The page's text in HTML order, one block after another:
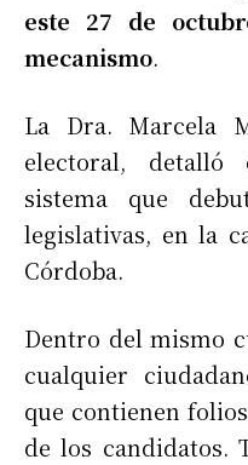
este 27 de
mecanismo.
La Dra. Marcela
electoral, detalló
sistema que
legislativas, en la
Córdoba.
Dentro del mismo
cualquier
que contienen
de los candidatos.